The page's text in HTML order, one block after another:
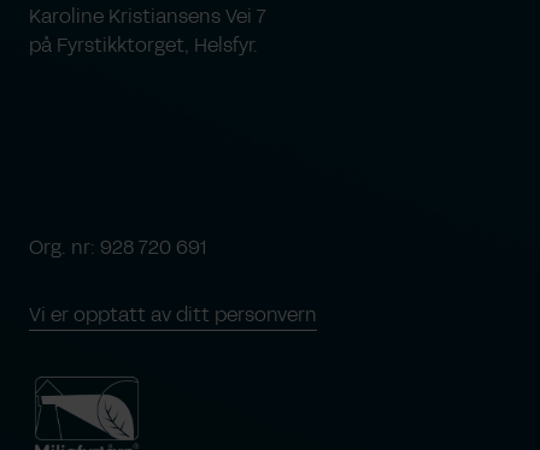
Karoline Kristiansens Vei 7
på Fyrstikktorget, Helsfyr.
Org. nr: 928 720 691
Vi er opptatt av ditt personvern